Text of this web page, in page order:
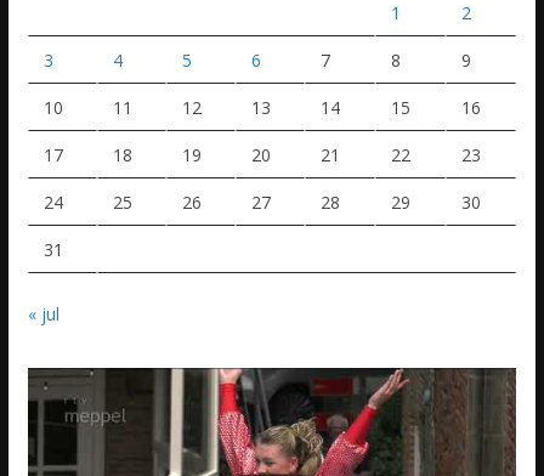
1 2
3 4 5 6 7 8 9
10 11 12 13 14 15 16
17 18 19 20 21 22 23
24 25 26 27 28 29 30
31
« jul